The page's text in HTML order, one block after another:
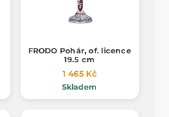
FRODO Pohár, of. licence
19.5 cm
1 465 Kč
Skladem